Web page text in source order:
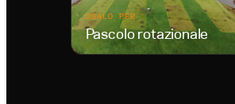
USALO PER
Pascolo rotazionale